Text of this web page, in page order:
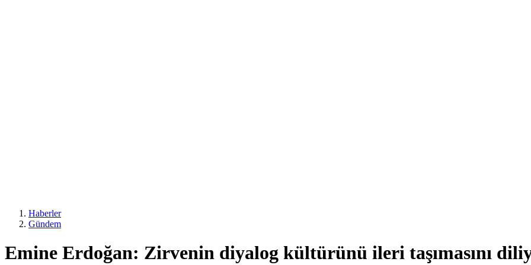
Haberler
Gündem
Emine Erdoğan: Zirvenin diyalog kültürünü ileri taşımasını